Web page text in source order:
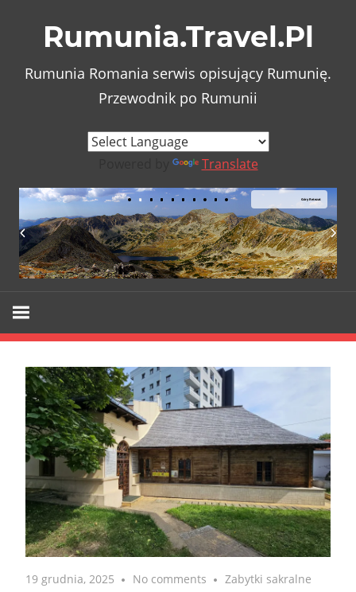
Rumunia.Travel.Pl
Rumunia Romania serwis opisujący Rumunię.
Przewodnik po Rumunii
Translate
Góry Retezat
19 grudnia, 2025 No comments Zabytki sakralne